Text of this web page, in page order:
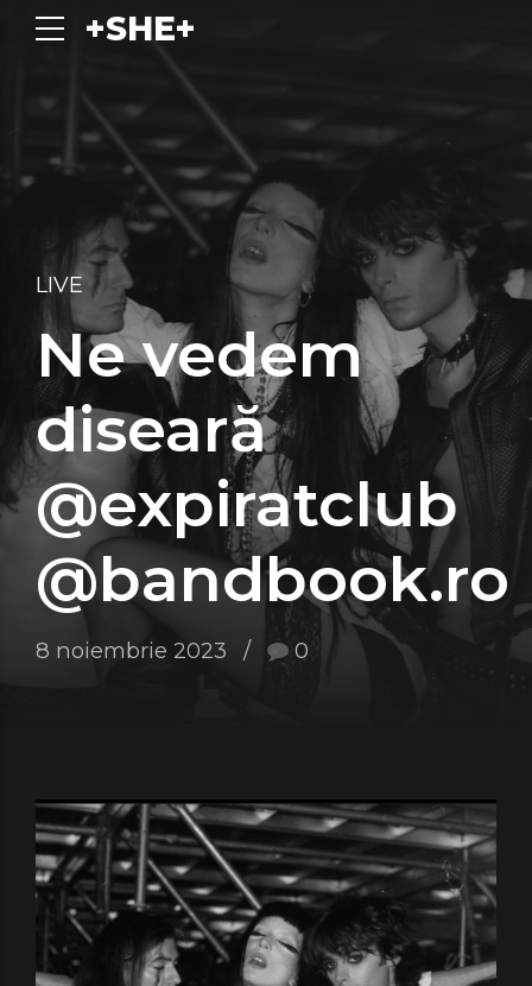
+SHE+
LIVE
Ne vedem
diseară
@expiratclub
@bandbook.ro
8 noiembrie 2023 0